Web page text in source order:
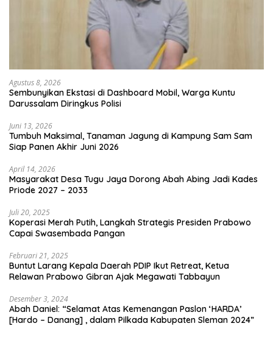
Agustus 8, 2026
Sembunyikan Ekstasi di Dashboard Mobil, Warga Kuntu
Darussalam Diringkus Polisi
Juni 13, 2026
Tumbuh Maksimal, Tanaman Jagung di Kampung Sam Sam
Siap Panen Akhir Juni 2026
April 14, 2026
Masyarakat Desa Tugu Jaya Dorong Abah Abing Jadi Kades
Priode 2027 – 2033
Juli 20, 2025
Koperasi Merah Putih, Langkah Strategis Presiden Prabowo
Capai Swasembada Pangan
Februari 21, 2025
Buntut Larang Kepala Daerah PDIP Ikut Retreat, Ketua
Relawan Prabowo Gibran Ajak Megawati Tabbayun
Desember 3, 2024
Abah Daniel: “Selamat Atas Kemenangan Paslon ‘HARDA’
[Hardo – Danang] , dalam Pilkada Kabupaten Sleman 2024”